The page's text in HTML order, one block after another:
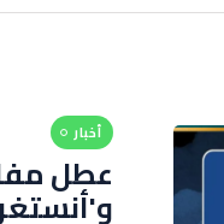
أخبار
عطل